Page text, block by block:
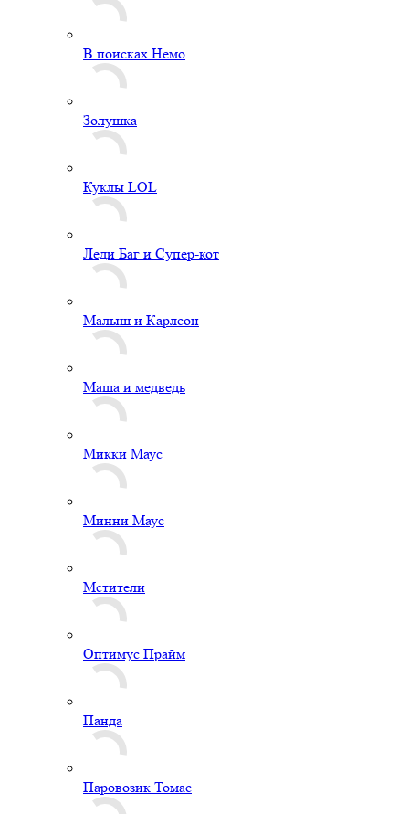
В поисках Немо
Золушка
Куклы LOL
Леди Баг и Супер-кот
Малыш и Карлсон
Маша и медведь
Микки Маус
Минни Маус
Мстители
Оптимус Прайм
Панда
Паровозик Томас